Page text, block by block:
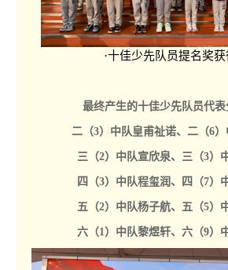
·十佳少先队员提名奖
最终产生的十佳少先队员代表
二（3）中队皇甫祉诺、二（6
三（2）中队宣欣泉、三（3）
四（3）中队程玺润、四（7）
五（2）中队杨子航、五（5）
六（1）中队黎煜轩、六（9）